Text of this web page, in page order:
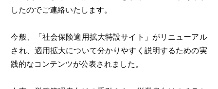
したのでご連絡いたします。
今般、「社会保険適用拡大特設サイト」がリニューアル
され、適用拡大について分かりやすく説明するための実
践的なコンテンツが公表されました。